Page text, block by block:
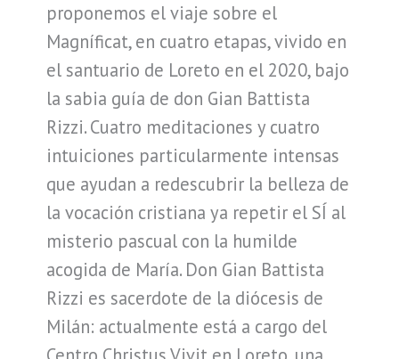
proponemos el viaje sobre el
Magníficat, en cuatro etapas, vivido en
el santuario de Loreto en el 2020, bajo
la sabia guía de don Gian Battista
Rizzi. Cuatro meditaciones y cuatro
intuiciones particularmente intensas
que ayudan a redescubrir la belleza de
la vocación cristiana ya repetir el SÍ al
misterio pascual con la humilde
acogida de María. Don Gian Battista
Rizzi es sacerdote de la diócesis de
Milán: actualmente está a cargo del